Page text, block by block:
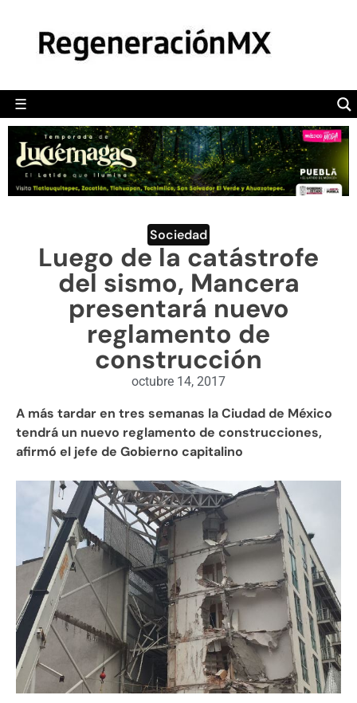
☰
POLÍTICA
CAMALEÓN
OPINIÓN
DEPORTES
ENGLISH SECTION
VIDEOS
Sociedad
Luego de la catástrofe
del sismo, Mancera
presentará nuevo
reglamento de
construcción
octubre 14, 2017
A más tardar en tres semanas la Ciudad de México
tendrá un nuevo reglamento de construcciones,
afirmó el jefe de Gobierno capitalino